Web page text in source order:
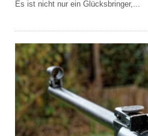
Es ist nicht nur ein Glücksbringer,...